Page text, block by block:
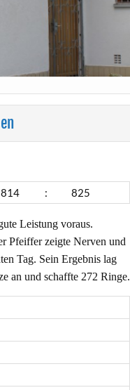
814 : 825
Leistung voraus.
Pfeiffer zeigte Nerven und
Tag. Sein Ergebnis lag
an und schaffte 272 Ringe.